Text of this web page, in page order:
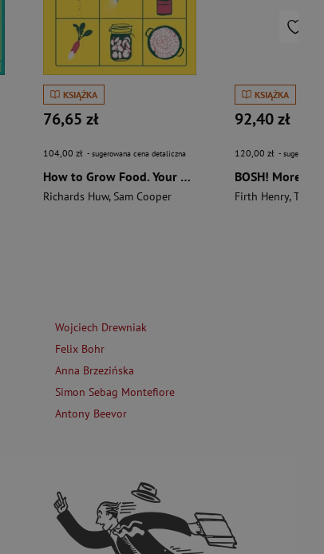
KSIĄŻKA
76,65 zł
104,00 zł - sugerowana cena detaliczna
How to Grow Food. Your Crop-by-Crop Guide to Growing, Cooking, & Preserving
Richards Huw, Sam Cooper
KSIĄŻKA
92,40 zł
120,00 zł -
Firth Henry,
Wojciech Drewniak
Felix Bohr
Anna Brzezińska
Simon Sebag Montefiore
Antony Beevor